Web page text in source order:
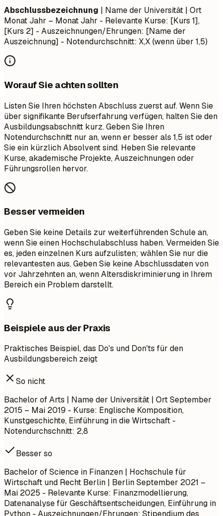
Abschlussbezeichnung | Name der Universität | Ort
Monat Jahr – Monat Jahr - Relevante Kurse: [Kurs 1],
[Kurs 2] - Auszeichnungen/Ehrungen: [Name der
Auszeichnung] - Notendurchschnitt: X,X (wenn über 1,5)
Worauf Sie achten sollten
Listen Sie Ihren höchsten Abschluss zuerst auf. Wenn Sie
über signifikante Berufserfahrung verfügen, halten Sie den
Ausbildungsabschnitt kurz. Geben Sie Ihren
Notendurchschnitt nur an, wenn er besser als 1,5 ist oder
Sie ein kürzlich Absolvent sind. Heben Sie relevante
Kurse, akademische Projekte, Auszeichnungen oder
Führungsrollen hervor.
Besser vermeiden
Geben Sie keine Details zur weiterführenden Schule an,
wenn Sie einen Hochschulabschluss haben. Vermeiden Sie
es, jeden einzelnen Kurs aufzulisten; wählen Sie nur die
relevantesten aus. Geben Sie keine Abschlussdaten von
vor Jahrzehnten an, wenn Altersdiskriminierung in Ihrem
Bereich ein Problem darstellt.
Beispiele aus der Praxis
Praktisches Beispiel, das Do's und Don'ts für den
Ausbildungsbereich zeigt
So nicht
Bachelor of Arts | Name der Universität | OrtSeptember
2015 – Mai 2019 - Kurse: Englische Komposition,
Kunstgeschichte, Einführung in die Wirtschaft -
Notendurchschnitt: 2,8
Besser so
Bachelor of Science in Finanzen | Hochschule für
Wirtschaft und Recht Berlin | BerlinSeptember 2021 –
Mai 2025 - Relevante Kurse: Finanzmodellierung,
Datenanalyse für Geschäftsentscheidungen, Einführung in